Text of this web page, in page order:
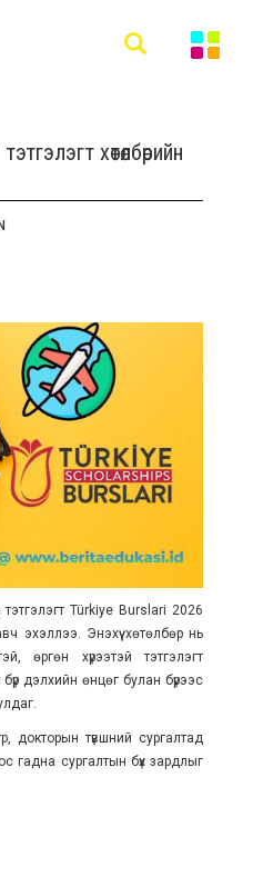
хөтөлбөрийн
Türkiye Burslari 2026
эхэллээ. Энэхүү хөтөлбөр нь
өргөн хүрээтэй тэтгэлэгт
дэлхийн өнцөг булан бүрээс
докторын түвшний сургалтад
гадна сургалтын бүх зардлыг